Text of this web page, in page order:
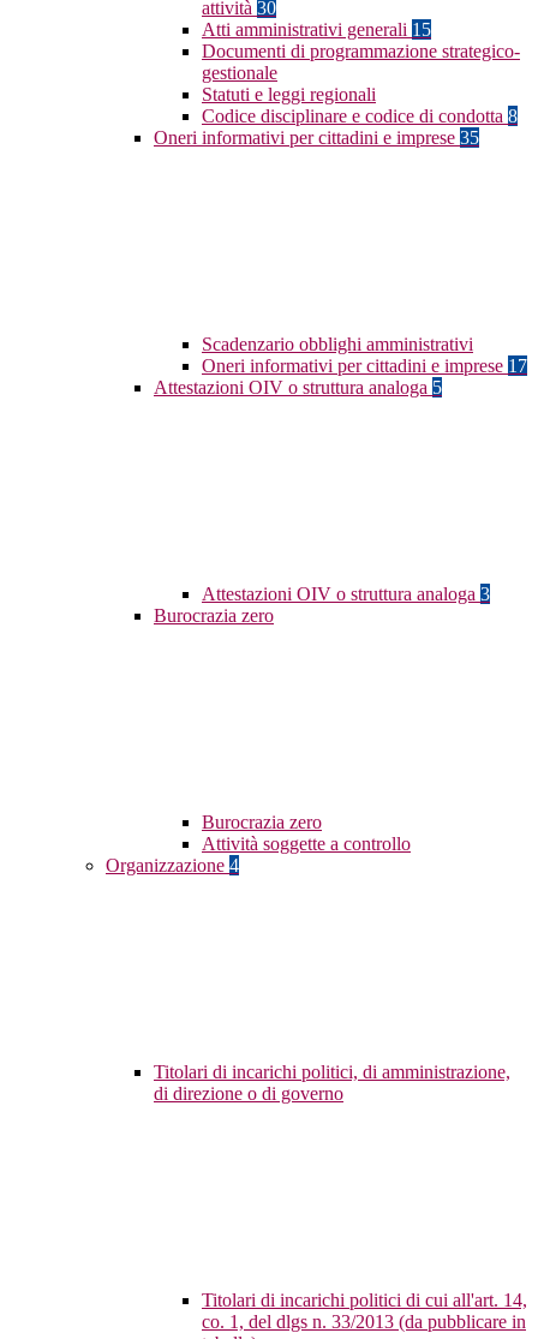
attività 30
Atti amministrativi generali 15
Documenti di programmazione strategico-
gestionale
Statuti e leggi regionali
Codice disciplinare e codice di condotta 8
Oneri informativi per cittadini e imprese 35
Scadenzario obblighi amministrativi
Oneri informativi per cittadini e imprese 17
Attestazioni OIV o struttura analoga 5
Attestazioni OIV o struttura analoga 3
Burocrazia zero
Burocrazia zero
Attività soggette a controllo
Organizzazione 4
Titolari di incarichi politici, di amministrazione,
di direzione o di governo
Titolari di incarichi politici di cui all'art. 14,
co. 1, del dlgs n. 33/2013 (da pubblicare in